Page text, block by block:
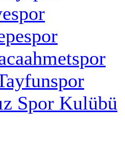
Spor Kulübü